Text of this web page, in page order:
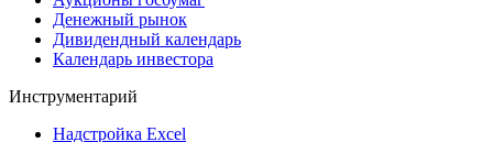
Денежный рынок
Дивидендный календарь
Календарь инвестора
Инструментарий
Надстройка Excel